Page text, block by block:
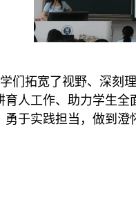
们拓宽了视野、深刻
人工作、助力学生
于实践担当，做到